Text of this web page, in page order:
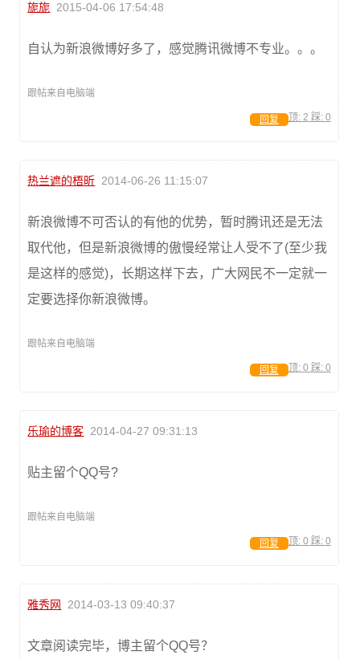
旎旎 2015-04-06 17:54:48
自认为新浪微博好多了，感觉腾讯微博不专业。。。
跟帖来自电脑端
顶: 2 踩: 0
回复
热兰遮的梧昕 2014-06-26 11:15:07
新浪微博不可否认的有他的优势，暂时腾讯还是无法
取代他，但是新浪微博的傲慢经常让人受不了(至少我
是这样的感觉)，长期这样下去，广大网民不一定就一
定要选择你新浪微博。
跟帖来自电脑端
顶: 0 踩: 0
回复
乐瑜的博客 2014-04-27 09:31:13
贴主留个QQ号?
跟帖来自电脑端
顶: 0 踩: 0
回复
雅秀网 2014-03-13 09:40:37
文章阅读完毕，博主留个QQ号？